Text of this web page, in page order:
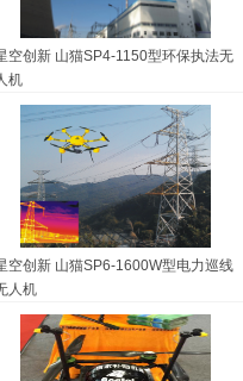
空创新 山猫SP4-1150型环保执法无
机
空创新 山猫SP6-1600W型电力巡线
人机